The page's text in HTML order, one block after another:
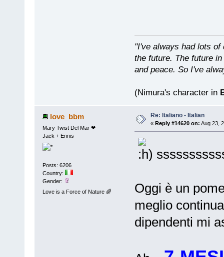
"I've always had lots of
the future. The future
and peace. So I've
(Nimura's character in
love_bbm
Mary Twist Del Mar ❤
Jack + Ennis
Posts: 6206
Country:
Gender:
Love is a Force of Nature 🌈
Re: Italiano - Italian
« Reply #14620 on: Aug 23,
Oggi è un
meglio
dipendenti mi